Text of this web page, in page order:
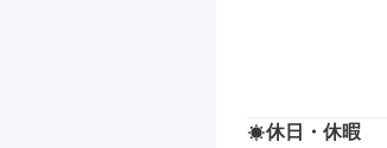
休日・休暇